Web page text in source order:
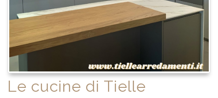
Le cucine di Tielle